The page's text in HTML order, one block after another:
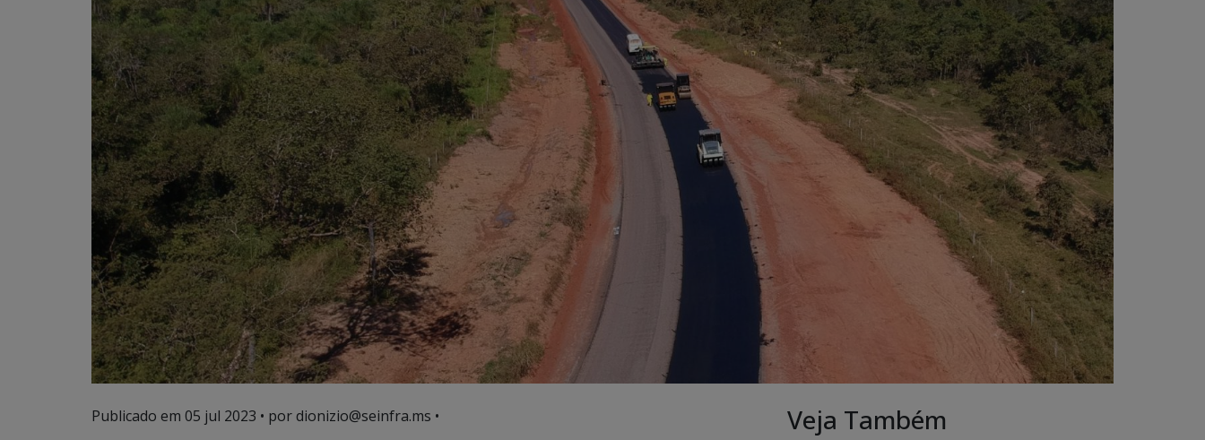
Publicado em 05 jul 2023 • por dionizio@seinfra.ms •
Veja Também